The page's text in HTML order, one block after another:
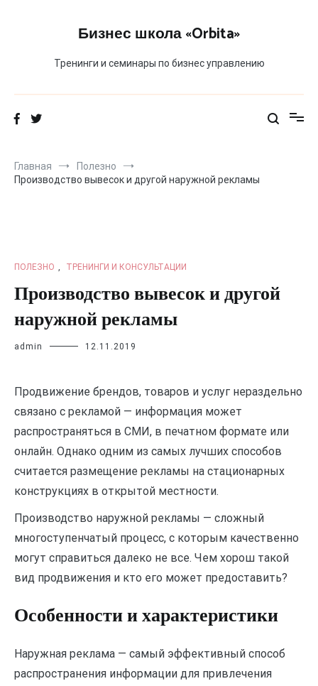
Бизнес школа «Orbita»
Тренинги и семинары по бизнес управлению
Главная
Полезно
Производство вывесок и другой наружной рекламы
ПОЛЕЗНО , ТРЕНИНГИ И КОНСУЛЬТАЦИИ
Производство вывесок и другой
наружной рекламы
admin 12.11.2019
Продвижение брендов, товаров и услуг нераздельно
связано с рекламой — информация может
распространяться в СМИ, в печатном формате или
онлайн. Однако одним из самых лучших способов
считается размещение рекламы на стационарных
конструкциях в открытой местности.
Производство наружной рекламы — сложный
многоступенчатый процесс, с которым качественно
могут справиться далеко не все. Чем хорош такой
вид продвижения и кто его может предоставить?
Особенности и характеристики
Наружная реклама — самый эффективный способ
распространения информации для привлечения